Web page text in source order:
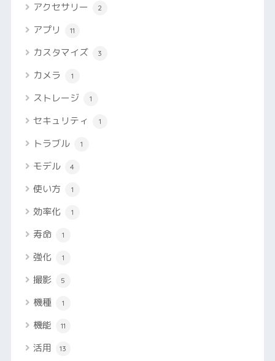
アクセサリー 2
アプリ 11
カスタマイズ 3
カメラ 1
ストレージ 1
セキュリティ 1
トラブル 1
モデル 4
使い方 1
効率化 1
寿命 1
強化 1
撮影 5
機種 1
機能 11
活用 13